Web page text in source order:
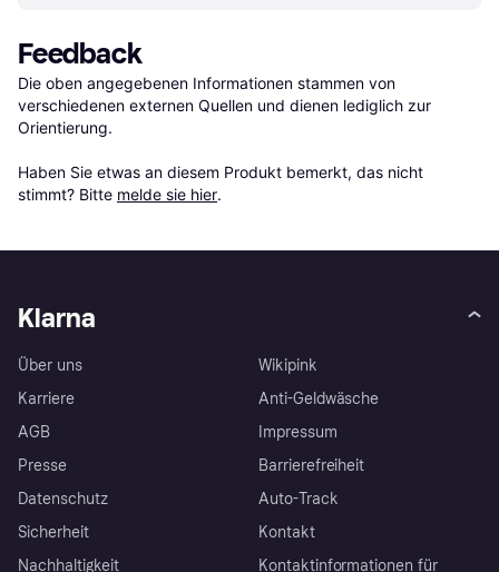
Feedback
Die oben angegebenen Informationen stammen von
verschiedenen externen Quellen und dienen lediglich zur
Orientierung.
Haben Sie etwas an diesem Produkt bemerkt, das nicht
stimmt? Bitte melde sie hier.
Klarna
Über uns
Karriere
AGB
Presse
Datenschutz
Sicherheit
Nachhaltigkeit
Wikipink
Anti-Geldwäsche
Impressum
Barrierefreiheit
Auto-Track
Kontakt
Kontaktinformationen für